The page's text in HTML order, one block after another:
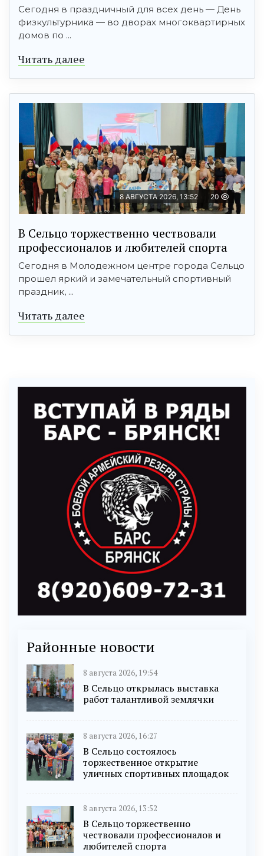
Сегодня в праздничный для всех день — День
физкультурника — во дворах многоквартирных
домов по ...
Читать далее
8 АВГУСТА 2026, 13:52 20
В Сельцо торжественно чествовали
профессионалов и любителей спорта
Сегодня в Молодежном центре города Сельцо
прошел яркий и замечательный спортивный
праздник, ...
Читать далее
Районные новости
8 августа 2026, 19:54
В Сельцо открылась выставка
работ талантливой землячки
8 августа 2026, 16:27
В Сельцо состоялось
торжественное открытие
уличных спортивных площадок
8 августа 2026, 13:52
В Сельцо торжественно
чествовали профессионалов и
любителей спорта